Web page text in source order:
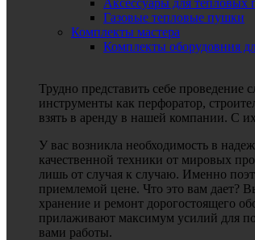
Аксессуары для тепловых
Газовые тепловые пушки
Комплекты мастера
Комплекты оборудовния
Трудно представить себе
инструменты как перфоратор,
взять в аренду в нашей компании. С
У вас возникла необходимость в
качественной техники от мировых
лишь от случая к случаю. Именно
приемлемой цене. Что это вам дает?
хранение и ремонт дорогостоящего
прилаживают максимум усилий для
вами работы.